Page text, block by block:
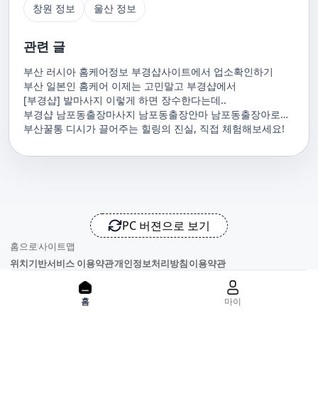
창원 정보
울산 정보
관련 글
부산 러시아 홈케어정보 부경샵사이트에서 업소확인하기
부산 일본인 홈케어 이제는 고민말고 부경샵에서
[부경샵] 발마사지 이렇게 하면 장수한다는데..
부경샵 남포동출장마사지 남포동출장안마 남포동출장아로마
남포동홈마사지 남포동마사지출장
부산꿀통 디시가 끌어주는 힐링의 진실, 직접 체험해보세요!
PC 버젼으로 보기
홈으로사이트맵
위치기반서비스 이용약관개인정보처리방침이용약관
홈 마이